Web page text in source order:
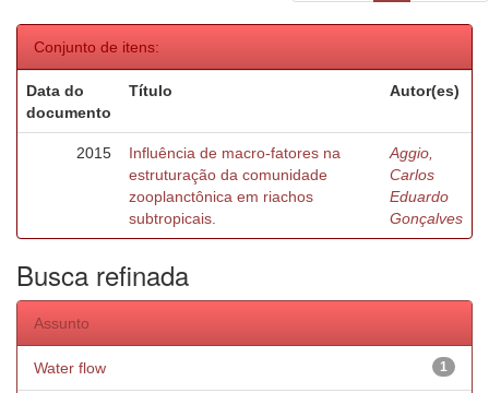
Conjunto de itens:
Data do
documento
Título Autor(es)
2015
Influência de macro-fatores na
estruturação da comunidade
zooplanctônica em riachos
subtropicais.
Aggio,
Carlos
Eduardo
Gonçalves
Busca refinada
Assunto
1
Water flow